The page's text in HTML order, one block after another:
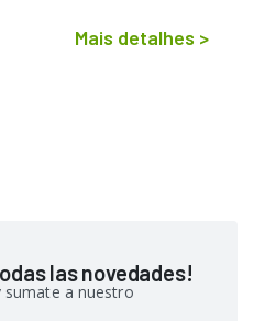
Mais detalhes >
las novedades!
sumate a nuestro